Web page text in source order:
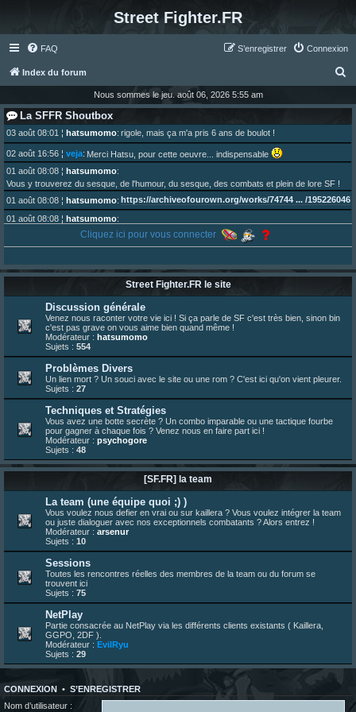
Street Fighter.FR
FAQ Connexion
S’enregistrer
Index du forum
c
h
e
Nous sommes le jeu. août 06, 2026 5:55 am
La SFFR Shoutbox
03 août 08:01 ¦ hatsumomo: rigole, mais ça m'a pris 6 ans de boulot !
02 août 16:56 ¦ veja: Merci Hatsu, pour cette oeuvre... indispensable
01 août 08:08 ¦ hatsumomo:
Vous y trouverez du sesque, de l'humour, du sesque, des combats et plein de lore SF !
01 août 08:08 ¦ hatsumomo: https://archiveofourown.org/works/74744 ... /195226046
01 août 08:08 ¦ hatsumomo:
Aujourd'hui, c'est le yaoi day. Pour la peine je reposte ma dernière fic.
30 juil. 07:22¦hatsumomo:
26 juil. 22:09¦hatsumomo:bio de Alex en ligne les gens !
13 juil. 09:53¦hatsumomo:
bonjour les amis, je viens de poster ma 1e review de figurine !
23 juin 10:36¦indy:une très chouette SFFR shoutbox !
23 juin 07:30¦hatsumomo:nouvelle trad caniculaire les amis !
23 juin 07:26
hatsumomo
22 juin 12:27¦indy:Yo !
22 juin 08:49¦veja:Yo
Cliquez ici pour vous connecter
Street Fighter.FR le site
Discussion générale
Venez nous raconter votre vie ici ! Si ça parle de SF c'est très bien, sinon bin
c'est pas grave on vous aime bien quand même !
Modérateur : hatsumomo
Sujets : 554
Problèmes Divers
Un lien mort ? Un souci avec le site ou une rom ? C'est ici qu'on vient pleurer.
Sujets : 27
Techniques et Stratégies
Vous avez une botte secrète ? Un combo imparable ou une tactique fourbe
pour gagner à chaque fois ? Venez nous en faire part ici !
Modérateur : psychogore
Sujets : 48
[SF.FR] la team
La team (une équipe quoi ;) )
Vous voulez nous defier en vrai ou sur kaillera ? Vous voulez intégrer la team
ou juste dialoguer avec nos exceptionnels combatants ? Alors entrez !
Modérateur : arsenur
Sujets : 10
Sessions
Toutes les rencontres réelles des membres de la team ou du forum se
trouvent ici
Sujets : 75
NetPlay
Partie consacrée au NetPlay via les différents clients existants ( Kaillera,
GGPO, 2DF ).
Modérateur : EvilRyu
Sujets : 29
CONNEXION • S’ENREGISTRER
Nom d’utilisateur :